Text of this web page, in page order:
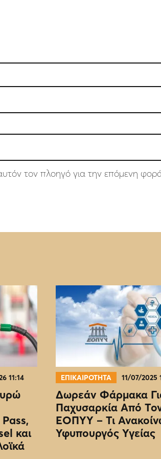
τον πλοηγό για την επόμενη
11:14
και
ΕΠΙΚΑΙΡΟΤΗΤΑ 11/07/2025
Δωρεάν Φάρμακα
Παχυσαρκία Από
EOΠΥΥ – Τι
Υφυπουργός Υγείας